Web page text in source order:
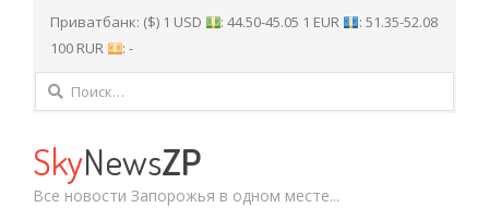
Приватбанк: ($) 1 USD : 44.50-45.05 1 EUR
: 51.35-52.08
100 RUR
: -
Найти:
SkyNewsZP
Все новости Запорожья в одном месте...